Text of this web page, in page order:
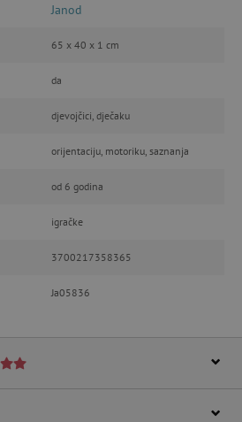
Janod
65 x 40 x 1 cm
da
djevojčici, dječaku
orijentaciju, motoriku, saznanja
od 6 godina
igračke
3700217358365
Ja05836
internetske stranice, kao što su
na stranici te uređivanje
bez nužno
www.agatinsvijet.hr